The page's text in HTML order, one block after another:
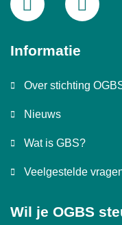
Informatie
Over stichting
Nieuws
Wat is GBS?
Veelgestelde
Wil je OGBS